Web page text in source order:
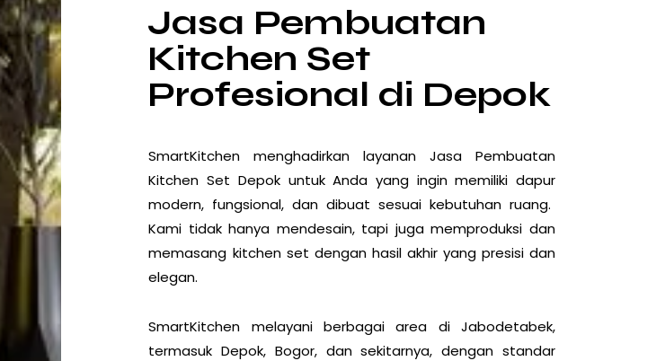
Jasa Pembuatan
Kitchen Set
Profesional di Depok
SmartKitchen menghadirkan layananJasa Pembuatan
Kitchen Set Depok untuk Anda yang ingin memilikidapur
modern, fungsional, dan dibuat sesuai kebutuhan ruang.
Kami tidak hanya mendesain, tapi juga memproduksi dan
memasang kitchen set dengan hasil akhir yang presisi dan
elegan.
SmartKitchen melayani berbagai area di Jabodetabek,
termasuk Depok, Bogor, dan sekitarnya, dengan standar